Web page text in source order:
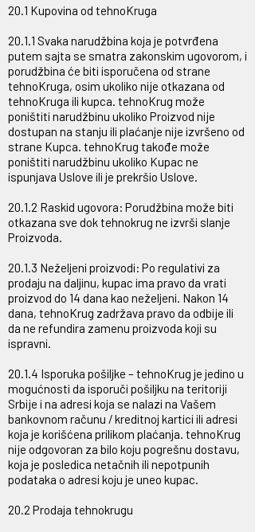
20.1 Kupovina od tehnoKruga
20.1.1 Svaka narudžbina koja je potvrđena
putem sajta se smatra zakonskim ugovorom, i
porudžbina će biti isporučena od strane
tehnoKruga, osim ukoliko nije otkazana od
tehnoKruga ili kupca. tehnoKrug može
poništiti narudžbinu ukoliko Proizvod nije
dostupan na stanju ili plaćanje nije izvršeno od
strane Kupca. tehnoKrug takođe može
poništiti narudžbinu ukoliko Kupac ne
ispunjava Uslove ili je prekršio Uslove.
20.1.2 Raskid ugovora: Porudžbina može biti
otkazana sve dok tehnokrug ne izvrši slanje
Proizvoda.
20.1.3 Neželjeni proizvodi: Po regulativi za
prodaju na daljinu, kupac ima pravo da vrati
proizvod do 14 dana kao neželjeni. Nakon 14
dana, tehnoKrug zadržava pravo da odbije ili
da ne refundira zamenu proizvoda koji su
ispravni.
20.1.4 Isporuka pošiljke – tehnoKrug je jedino u
mogućnosti da isporuči pošiljku na teritoriji
Srbije i na adresi koja se nalazi na Vašem
bankovnom računu / kreditnoj kartici ili adresi
koja je korišćena prilikom plaćanja. tehnoKrug
nije odgovoran za bilo koju pogrešnu dostavu,
koja je posledica netačnih ili nepotpunih
podataka o adresi koju je uneo kupac.
20.2 Prodaja tehnokrugu